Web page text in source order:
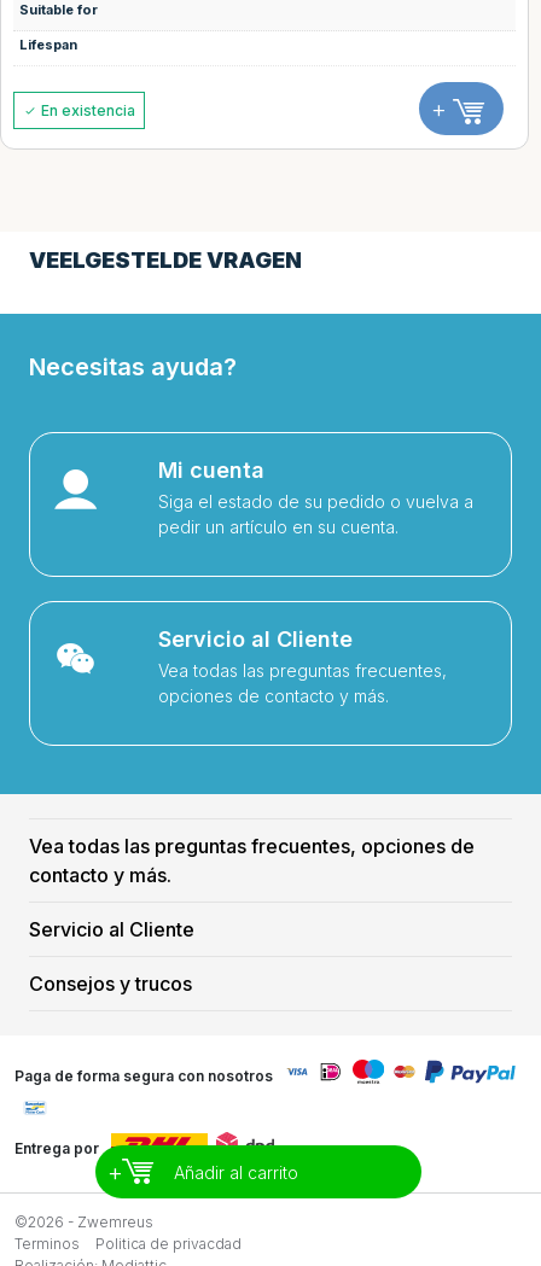
Suitable for
Lifespan
En existencia +
VEELGESTELDE VRAGEN
+ Añadir al carrito
Necesitas ayuda?
Mi cuenta
Siga el estado de su pedido o vuelva a
pedir un artículo en su cuenta.
Servicio al Cliente
Vea todas las preguntas frecuentes,
opciones de contacto y más.
Vea todas las preguntas frecuentes, opciones de
contacto y más.
Servicio al Cliente
Consejos y trucos
Paga de forma segura con nosotros
Entrega por
©2026 - Zwemreus
Terminos
Politica de privacdad